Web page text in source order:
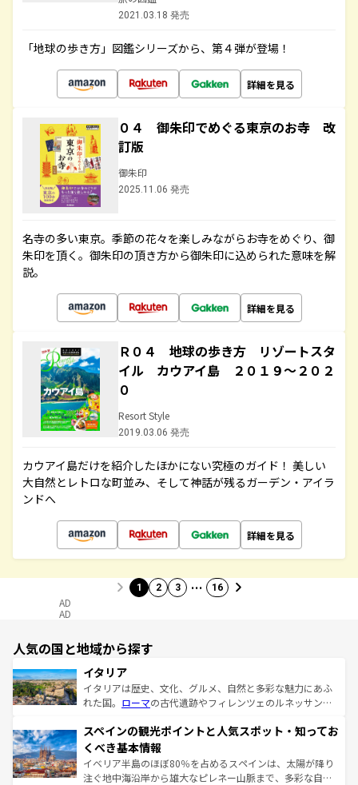
2021.03.18 発売
「地球の歩き方」図鑑シリーズから、第４弾が登場！
詳細を見る
０４ 御朱印でめぐる東京のお寺 改
訂版
御朱印
2025.11.06 発売
名寺の多い東京。季節の花々を楽しみながらお寺をめぐり、御
朱印を頂く。御朱印の頂き方から御朱印に込められた意味を解
説。
詳細を見る
Ｒ０４ 地球の歩き方 リゾートスタ
イル カウアイ島 ２０１９～２０２
０
Resort Style
2019.03.06 発売
カウアイ島だけを紹介したほかにない究極のガイド！ 美しい
大自然とレトロな町並み、そして神話が残るガーデン・アイラ
ンドへ
詳細を見る
1 2 3 … 16
AD
AD
人気の国と地域から探す
イタリア
イタリアは歴史、文化、グルメ、自然と多彩な魅力にあふ
れた国。 ローマの古代遺跡やフィレンツェのルネッサンス
ろん、トスカーナの美しい田園風景やアマルフィ海岸の絶
景など、自然景観も見逃せない。観光の合間には、本場の
ピザやパスタなど、絶品のイタリア料理を堪能することも
できる。朝目覚めてから夜眠るまで、すべての瞬間を楽し
スペインの観光ポイントと人気スポット・知ってお
くべき基本情報
イベリア半島のほぼ80％を占めるスペインは、太陽が降り
注ぐ地中海沿岸から雄大なピレネー山脈まで、多彩な自然